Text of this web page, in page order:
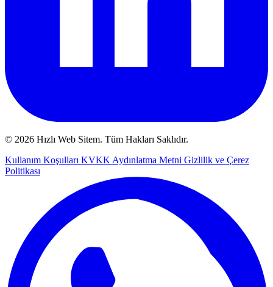
© 2026 Hızlı Web Sitem. Tüm Hakları Saklıdır.
Kullanım Koşulları KVKK Aydınlatma Metni Gizlilik ve Çerez
Politikası